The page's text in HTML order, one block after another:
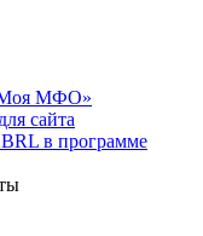
МФО»
сайта
в программе